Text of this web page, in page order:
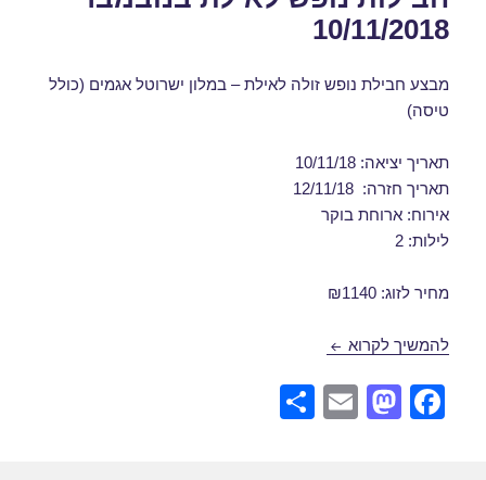
10/11/2018
מבצע חבילת נופש זולה לאילת – במלון ישרוטל אגמים (כולל
טיסה)
תאריך יציאה: 10/11/18
תאריך חזרה: 12/11/18
אירוח: ארוחת בוקר
לילות: 2
מחיר לזוג: ₪1140
להמשיך לקרוא חבילות נופש לאילת בנובמבר 10/11/2018
F
M
E